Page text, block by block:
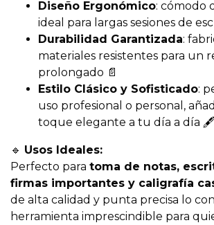
Diseño Ergonómico: cómodo
ideal para largas sesiones de
Durabilidad Garantizada:
materiales resistentes para un
prolongado 📄
Estilo Clásico y Sofisticado:
uso profesional o personal,
toque elegante a tu día a día 🖋️
🔹 Usos Ideales:
Perfecto para toma de notas,
firmas importantes y caligrafía
de alta calidad y punta precisa lo
herramienta imprescindible para